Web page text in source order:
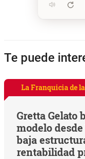
Te puede
La Franquicia de
Gretta Gelato
modelo desde
baja
rentabilidad